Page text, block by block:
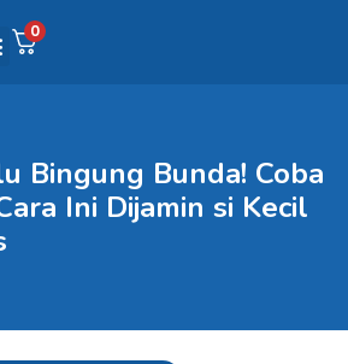
0
Bingung Bunda! Coba
Ini Dijamin si Kecil